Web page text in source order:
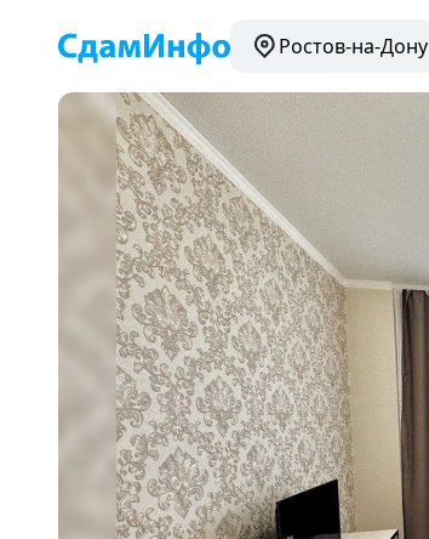
Ростов-на-Дону